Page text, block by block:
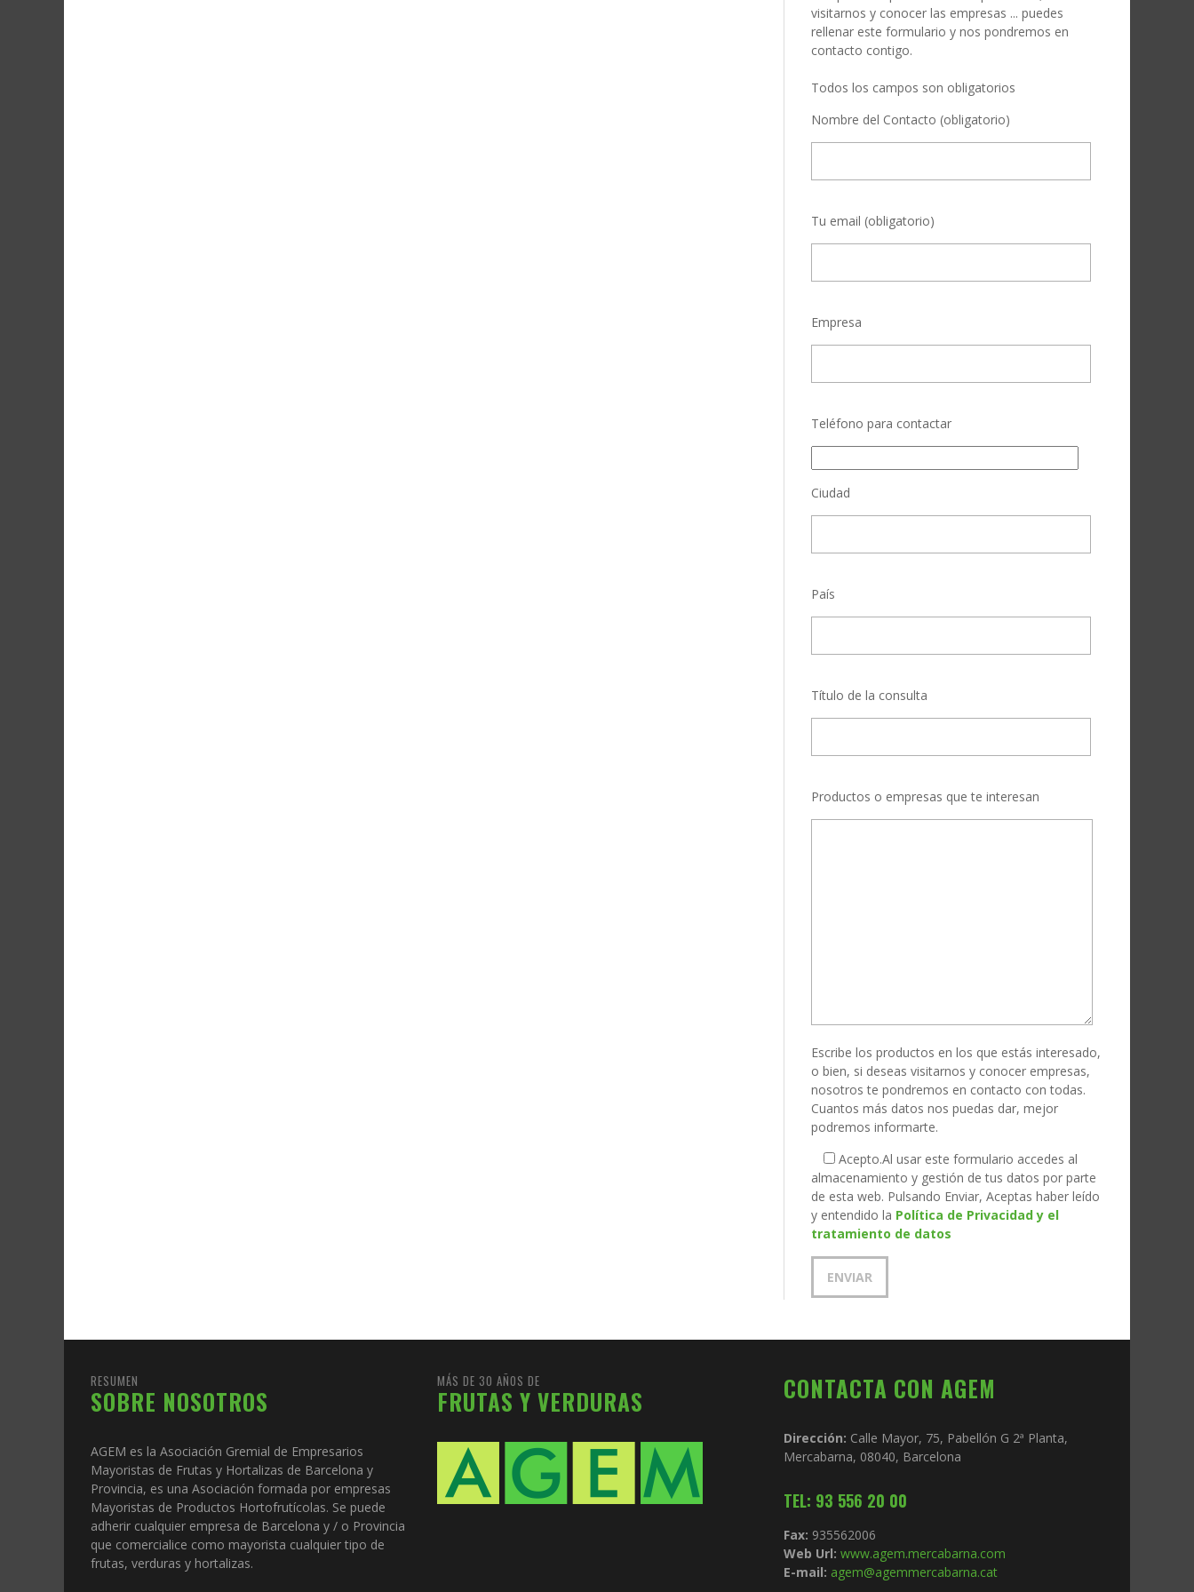
visitarnos y conocer las empresas ... puedes
rellenar este formulario y nos pondremos en
contacto contigo.
Todos los campos son obligatorios
Nombre del Contacto (obligatorio)
Tu email (obligatorio)
Empresa
Teléfono para contactar
Ciudad
País
Título de la consulta
Productos o empresas que te interesan
Escribe los productos en los que estás interesado,
o bien, si deseas visitarnos y conocer empresas,
nosotros te pondremos en contacto con todas.
Cuantos más datos nos puedas dar, mejor
podremos informarte.
Acepto.Al usar este formulario accedes al
almacenamiento y gestión de tus datos por parte
de esta web. Pulsando Enviar, Aceptas haber leído
y entendido la Política de Privacidad y el
tratamiento de datos
RESUMEN
SOBRE NOSOTROS
AGEM es la Asociación Gremial de Empresarios
Mayoristas de Frutas y Hortalizas de Barcelona y
Provincia, es una Asociación formada por empresas
Mayoristas de Productos Hortofrutícolas. Se puede
adherir cualquier empresa de Barcelona y / o Provincia
que comercialice como mayorista cualquier tipo de
frutas, verduras y hortalizas.
MÁS DE 30 AÑOS DE
FRUTAS Y VERDURAS CONTACTA CON AGEM
Dirección: Calle Mayor, 75, Pabellón G 2ª Planta,
Mercabarna, 08040, Barcelona
TEL: 93 556 20 00
Fax: 935562006
Web Url: www.agem.mercabarna.com
E-mail: agem@agemmercabarna.cat